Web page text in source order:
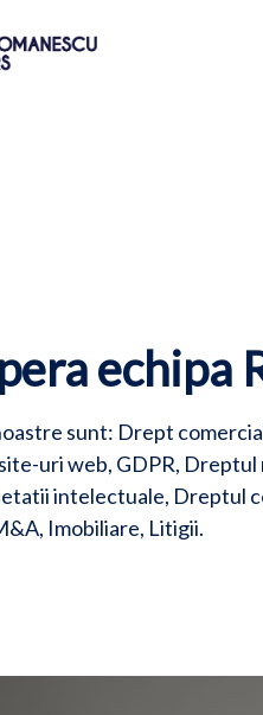
echipa
sunt: Drept
uri web, GDPR,
intelectuale, Dreptul
Imobiliare, Litigii.